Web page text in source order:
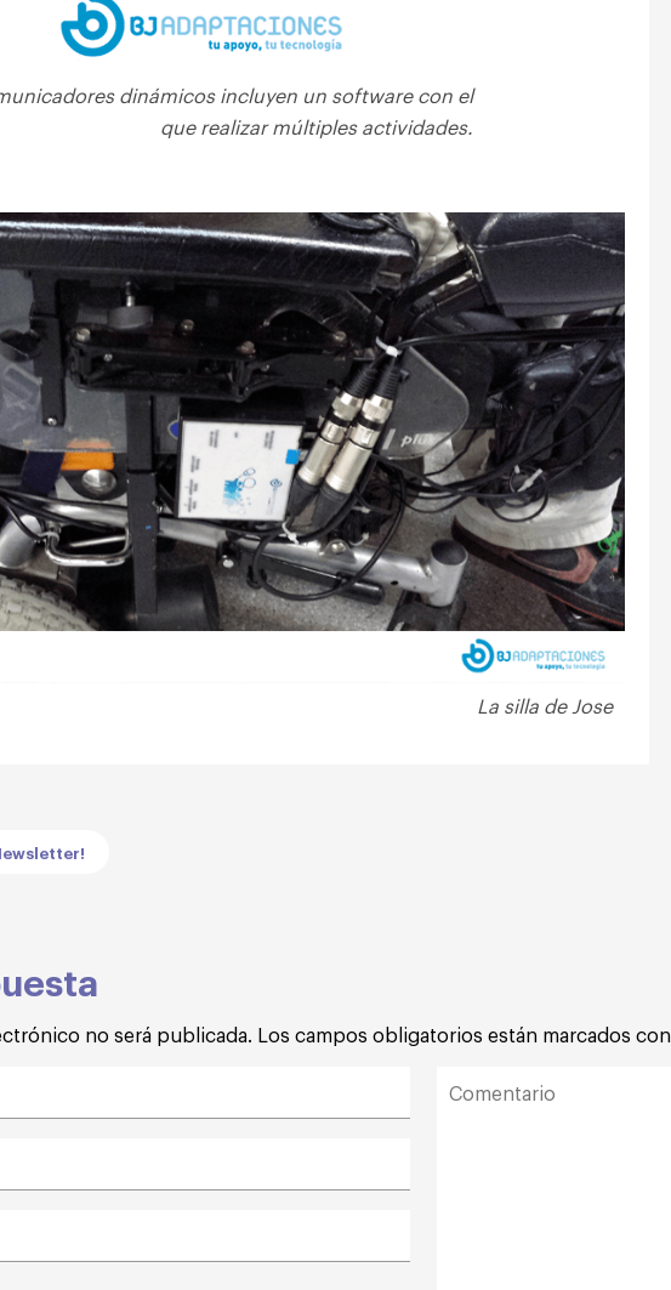
dinámicos incluyen un software con el
que realizar múltiples actividades.
La silla de Jose
no será publicada. Los campos obligatorios están marcados con